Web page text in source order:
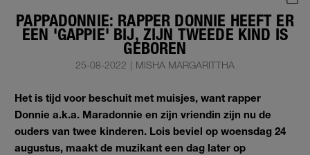
PAPPADONNIE: RAPPER DONNIE HEEFT ER
EEN 'GAPPIE' BIJ, ZIJN TWEEDE KIND IS
GEBOREN
25-08-2022 | MISHA MARGARITTHA
Het is tijd voor beschuit met muisjes, want rapper
Donnie a.k.a. Maradonnie en zijn vriendin zijn nu de
ouders van twee kinderen. Lois beviel op woensdag 24
augustus, maakt de muzikant een dag later op